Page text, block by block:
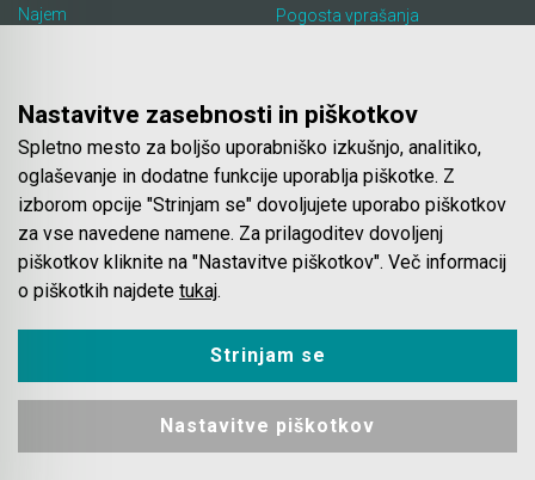
Najem
Pogosta vprašanja
Spletna trgovina
Pogoji poslovanja
Plačila
Odstop od nakupa
Dostava
Nastavitve zasebnosti in piškotkov
Spletno mesto za boljšo uporabniško izkušnjo, analitiko,
oglaševanje in dodatne funkcije uporablja piškotke. Z
izborom opcije "Strinjam se" dovoljujete uporabo piškotkov
za vse navedene namene. Za prilagoditev dovoljenj
piškotkov kliknite na "Nastavitve piškotkov". Več informacij
o piškotkih najdete tukaj.
Strinjam se
Nastavitve piškotkov